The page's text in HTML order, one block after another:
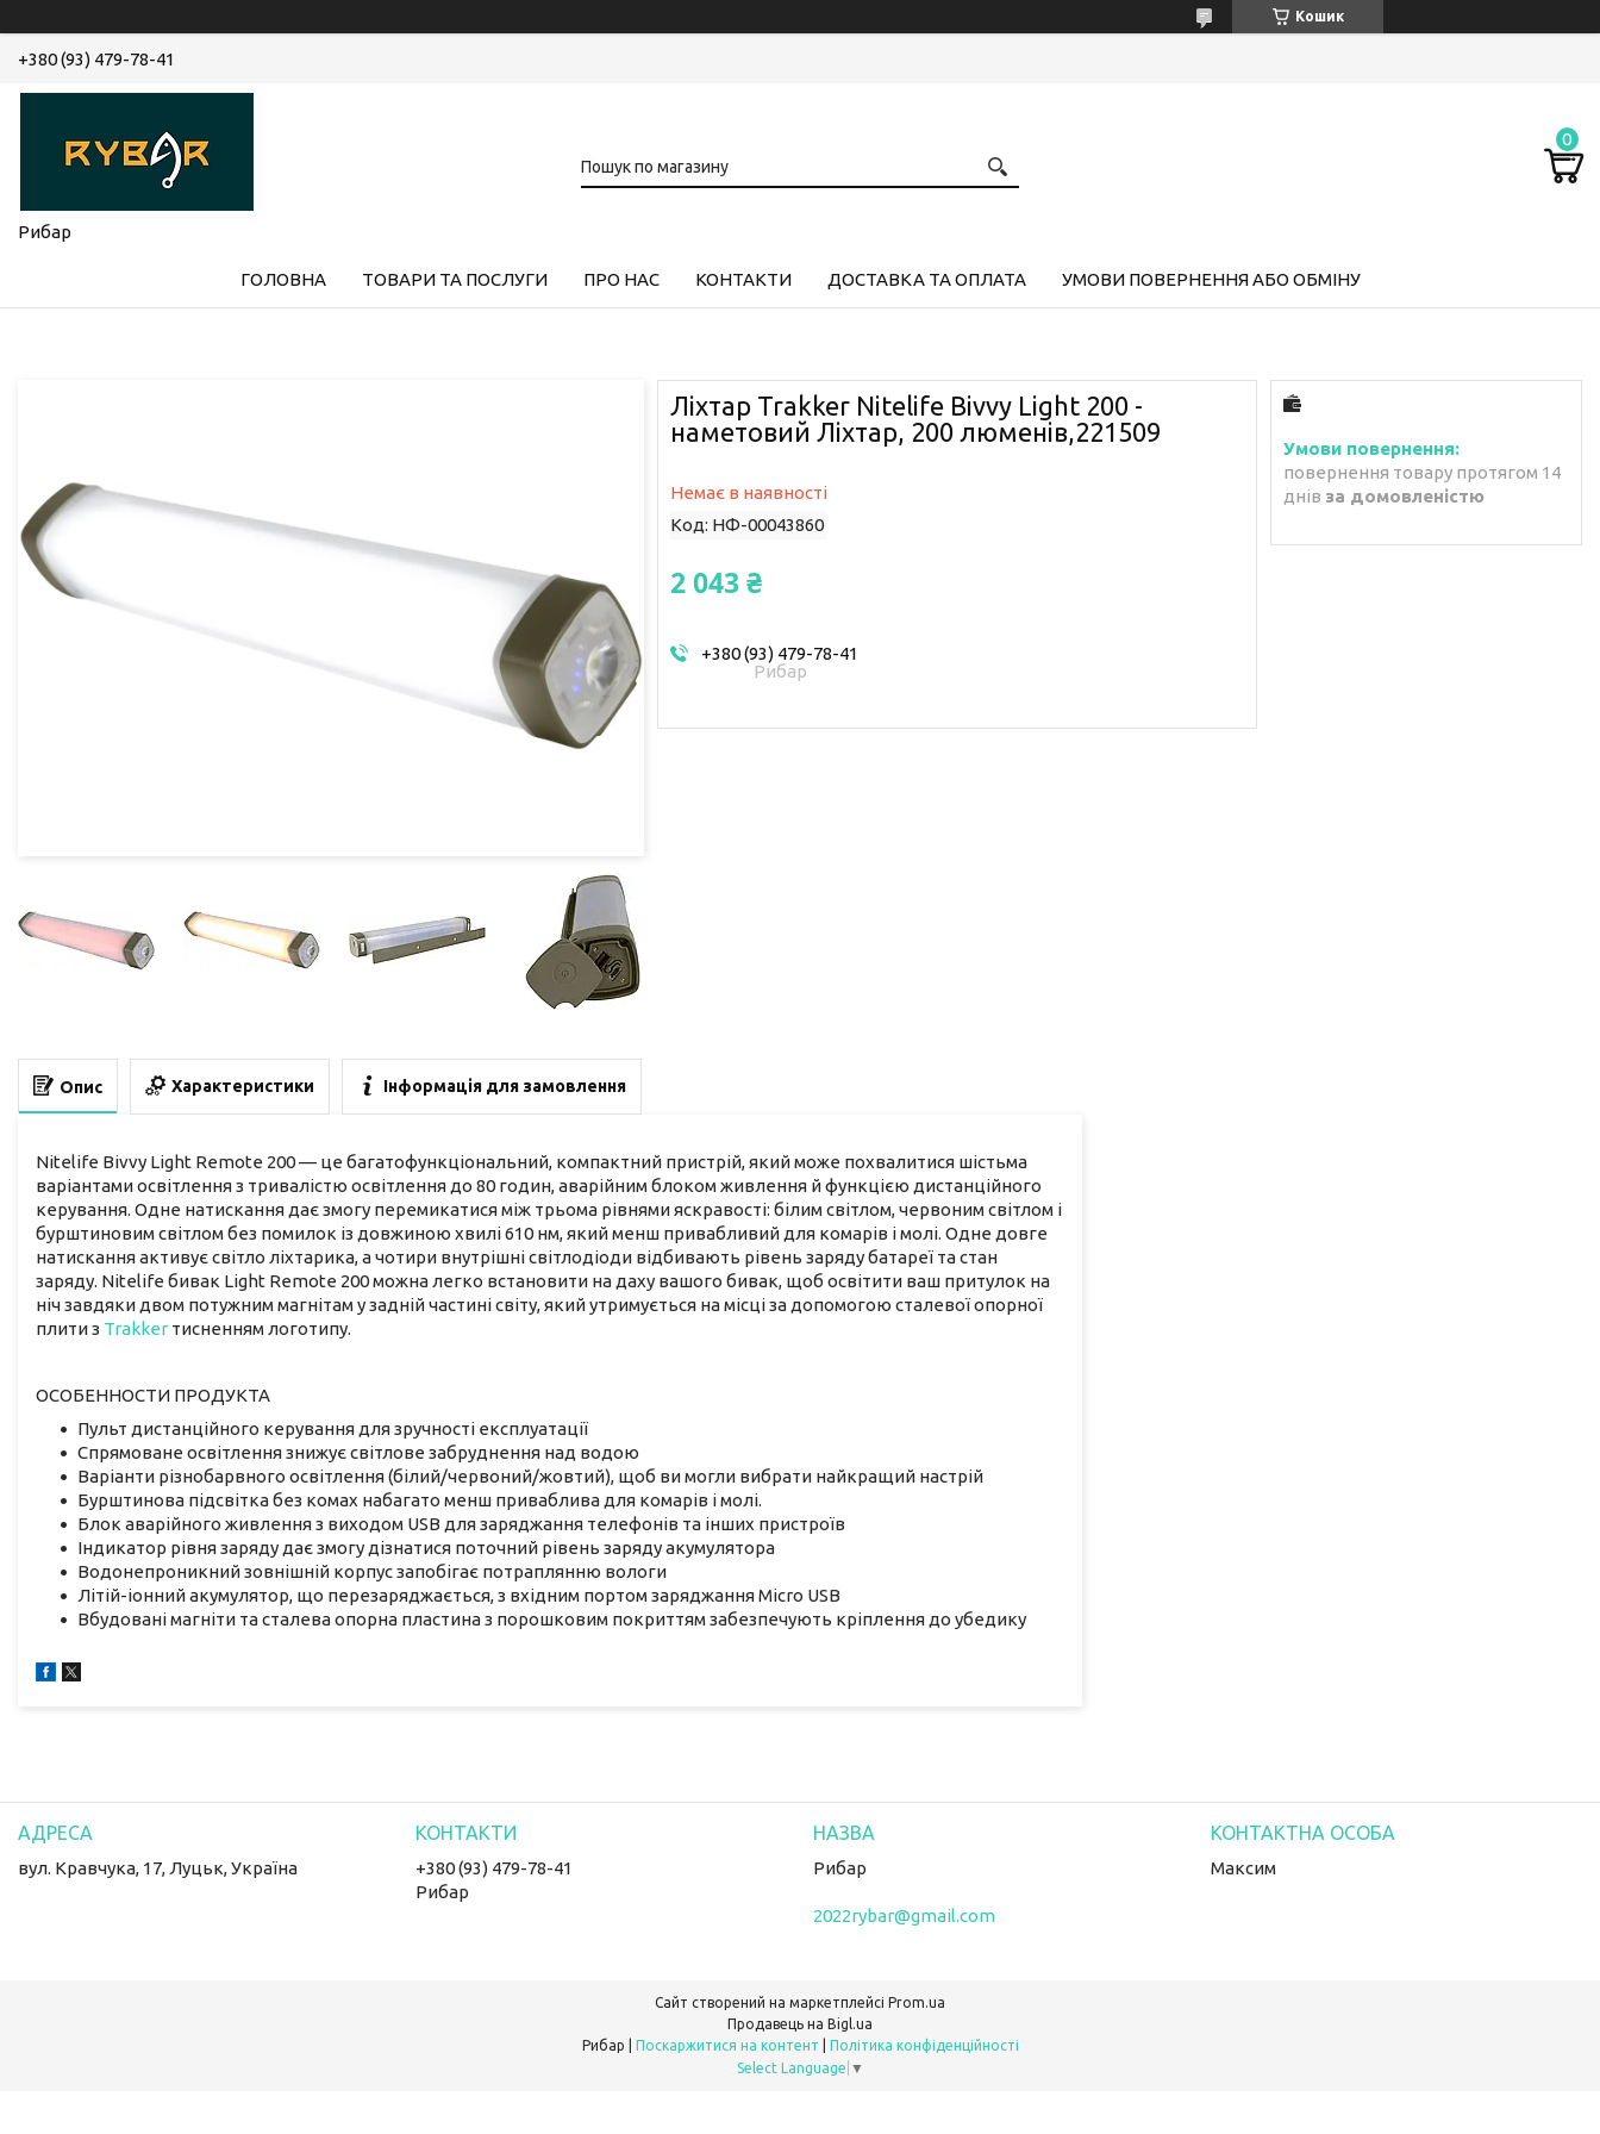
Кошик
+380 (93) 479-78-41
Рибар
ГОЛОВНА ТОВАРИ ТА ПОСЛУГИ ПРО НАС КОНТАКТИ ДОСТАВКА ТА ОПЛАТА УМОВИ ПОВЕРНЕННЯ АБО ОБМІНУ
Ліхтар Trakker Nitelife Bivvy Light 200 -
наметовий Ліхтар, 200 люменів,221509
Немає в наявності
Код: НФ-00043860
2 043 ₴
+380 (93) 479-78-41
Рибар
повернення товару протягом 14
днів за домовленістю
Опис Характеристики Інформація для замовлення
Nitelife Bivvy Light Remote 200 — це багатофункціональний, компактний пристрій, який може похвалитися шістьма
варіантами освітлення з тривалістю освітлення до 80 годин, аварійним блоком живлення й функцією дистанційного
керування. Одне натискання дає змогу перемикатися між трьома рівнями яскравості: білим світлом, червоним світлом і
бурштиновим світлом без помилок із довжиною хвилі 610 нм, який менш привабливий для комарів і молі. Одне довге
натискання активує світло ліхтарика, а чотири внутрішні світлодіоди відбивають рівень заряду батареї та стан
заряду. Nitelife бивак Light Remote 200 можна легко встановити на даху вашого бивак, щоб освітити ваш притулок на
ніч завдяки двом потужним магнітам у задній частині світу, який утримується на місці за допомогою сталевої опорної
плити з Trakker тисненням логотипу.
ОСОБЕННОСТИ ПРОДУКТА
Пульт дистанційного керування для зручності експлуатації
Спрямоване освітлення знижує світлове забруднення над водою
Варіанти різнобарвного освітлення (білий/червоний/жовтий), щоб ви могли вибрати найкращий настрій
Бурштинова підсвітка без комах набагато менш приваблива для комарів і молі.
Блок аварійного живлення з виходом USB для заряджання телефонів та інших пристроїв
Індикатор рівня заряду дає змогу дізнатися поточний рівень заряду акумулятора
Водонепроникний зовнішній корпус запобігає потраплянню вологи
Літій-іонний акумулятор, що перезаряджається, з вхідним портом заряджання Micro USB
Вбудовані магніти та сталева опорна пластина з порошковим покриттям забезпечують кріплення до убедику
вул. Кравчука, 17, Луцьк, Україна
+380 (93) 479-78-41
Рибар
Рибар
2022rybar@gmail.com
Максим
Сайт створений на маркетплейсі Prom.ua
Продавець на Bigl.ua
Поскаржитися на контент
Політика конфіденційності
Select Language ▼